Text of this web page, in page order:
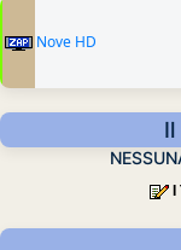
Nove HD
Il